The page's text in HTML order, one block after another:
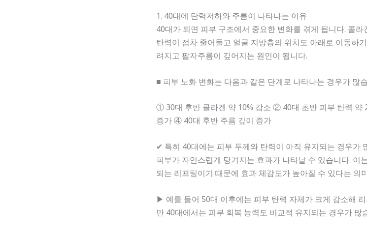
1. 40대에 탄력저하와 주름이 나타나는 이유
40대가 되면 피부 구조에서 중요한 변화를 겪게 됩니다. 콜
탄력이 점차 줄어들고 얼굴 지방층의 위치도 아래로 이동하
려지고 팔자주름이 깊어지는 원인이 됩니다.
■ 피부 노화 변화는 다음과 같은 단계로 나타나는 경우가 많
① 30대 후반 콜라겐 약 10% 감소 ② 40대 초반 피부 탄력 약
증가 ④ 40대 후반 주름 깊이 증가
✔ 특히 40대에는 피부 두께와 탄력이 아직 유지되는 경우가
피부가 자연스럽게 당겨지는 효과가 나타날 수 있습니다. 이
되는 리프팅이기 때문에 효과 체감도가 높아질 수 있다는 의
▶ 예를 들어 50대 이후에는 피부 탄력 자체가 크게 감소해
만 40대에서는 피부 회복 능력도 비교적 유지되는 경우가 많